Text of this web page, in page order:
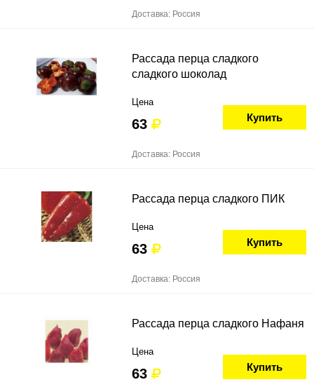
Доставка: Россия
Рассада перца сладкого
сладкого шоколад
Цена
63 Купить
Доставка: Россия
Рассада перца сладкого ПИК
Цена
63 Купить
Доставка: Россия
Рассада перца сладкого Нафаня
Цена
63 Купить